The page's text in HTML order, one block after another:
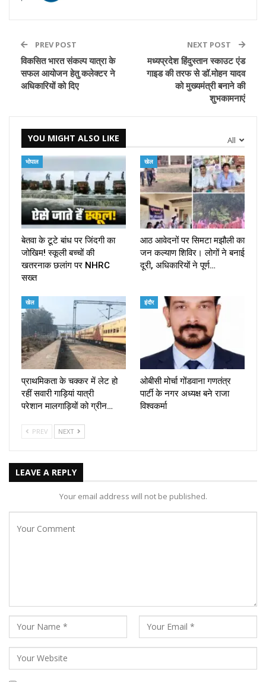
PREV POST
विकसित भारत संकल्प यात्रा के
सफल आयोजन हेतु कलेक्टर ने
अधिकारियों को दिए
NEXT POST
मध्यप्रदेश हिंदुस्तान स्काउट एंड
गाइड की तरफ से डॉ.मोहन यादव
को मुख्यमंत्री बनाने की
शुभकामनाएं
All
YOU MIGHT ALSO LIKE
भोपाल
बेतवा के टूटे बांध पर जिंदगी का
जोखिम! स्कूली बच्चों की
खतरनाक छलांग पर NHRC
सख्त
खेल
आठ आवेदनों पर सिमटा मझौली का
जन कल्याण शिविर। लोगों ने बनाई
दूरी, अधिकारियों ने पूर्ण…
खेल
प्राथमिकता के चक्कर में लेट हो
रहीं सवारी गाड़ियां यात्री
परेशान मालगाड़ियों को ग्रीन…
इंदौर
ओबीसी मोर्चा गोंडवाना गणतंत्र
पार्टी के नगर अध्यक्ष बने राजा
विश्वकर्मा
PREV NEXT
LEAVE A REPLY
Your email address will not be published.